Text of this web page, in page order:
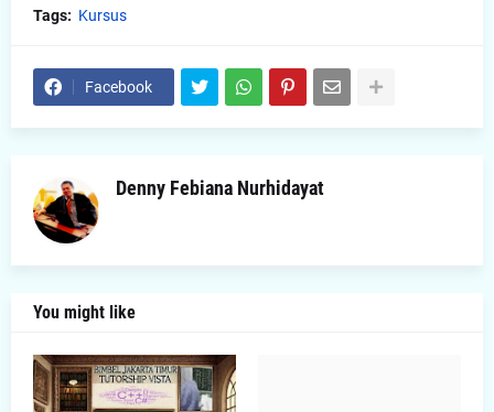
Tags: Kursus
Facebook
Denny Febiana Nurhidayat
You might like